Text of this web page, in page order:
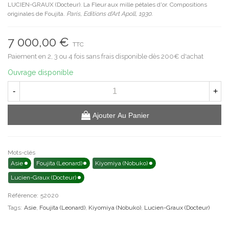
LUCIEN-GRAUX (Docteur). La Fleur aux mille pétales d'or. Compositions
originales de Foujita. Paris, Editions d'Art Apoll, 1930.
7 000,00 € TTC
Paiement en 2, 3 ou 4 fois sans frais disponible dès 200€ d'achat
Ouvrage disponible
- +
Ajouter Au Panier
Mots-clés
Asie
Foujita (Leonard)
Kiyomiya (Nobuko)
Lucien-Graux (Docteur)
Référence: 52020
Tags: Asie Foujita (Leonard) Kiyomiya (Nobuko) Lucien-Graux (Docteur)